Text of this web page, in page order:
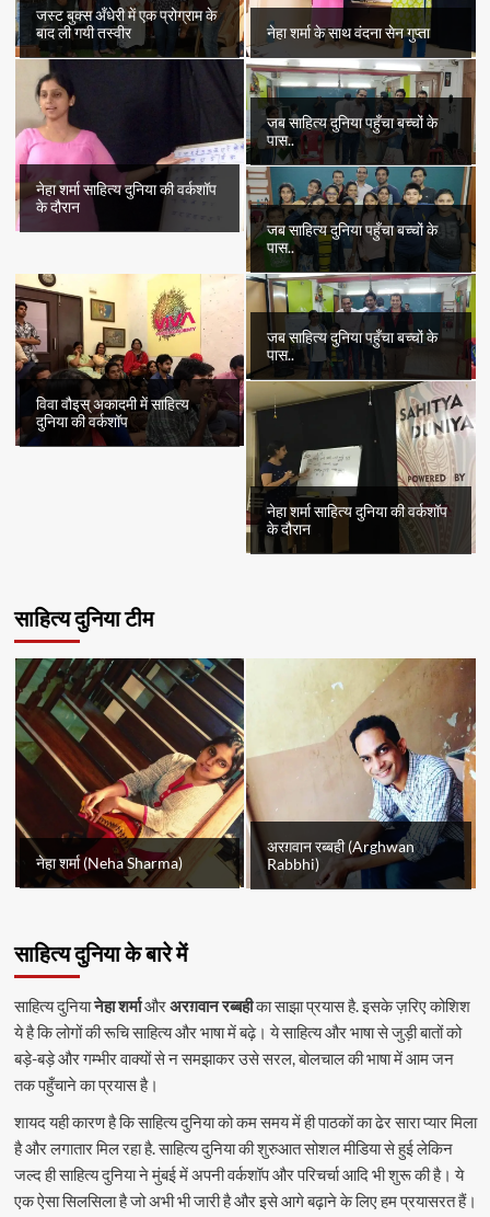
जस्ट बुक्स अँधेरी में एक प्रोग्राम के
बाद ली गयी तस्वीर
नेहा शर्मा के साथ वंदना सेन गुप्ता
नेहा शर्मा साहित्य दुनिया की वर्कशॉप
के दौरान
जब साहित्य दुनिया पहुँचा बच्चों के
पास..
जब साहित्य दुनिया पहुँचा बच्चों के
पास..
विवा वौइस् अकादमी में साहित्य
दुनिया की वर्कशॉप
जब साहित्य दुनिया पहुँचा बच्चों के
पास..
नेहा शर्मा साहित्य दुनिया की वर्कशॉप
के दौरान
साहित्य दुनिया टीम
नेहा शर्मा (Neha Sharma)
अरग़वान रब्बही (Arghwan
Rabbhi)
साहित्य दुनिया के बारे में
साहित्य दुनियानेहा शर्माऔरअरग़वान रब्बहीका साझा प्रयास है. इसके ज़रिए कोशिश
ये है कि लोगों की रूचि साहित्य और भाषा में बढ़े। ये साहित्य और भाषा से जुड़ी बातों को
बड़े-बड़े और गम्भीर वाक्यों से न समझाकर उसे सरल, बोलचाल की भाषा में आम जन
तक पहुँचाने का प्रयास है।
शायद यही कारण है कि साहित्य दुनिया को कम समय में ही पाठकों का ढेर सारा प्यार मिला
है और लगातार मिल रहा है. साहित्य दुनिया की शुरुआत सोशल मीडिया से हुई लेकिन
जल्द ही साहित्य दुनिया ने मुंबई में अपनी वर्कशॉप और परिचर्चा आदि भी शुरू की है। ये
एक ऐसा सिलसिला है जो अभी भी जारी है और इसे आगे बढ़ाने के लिए हम प्रयासरत हैं।